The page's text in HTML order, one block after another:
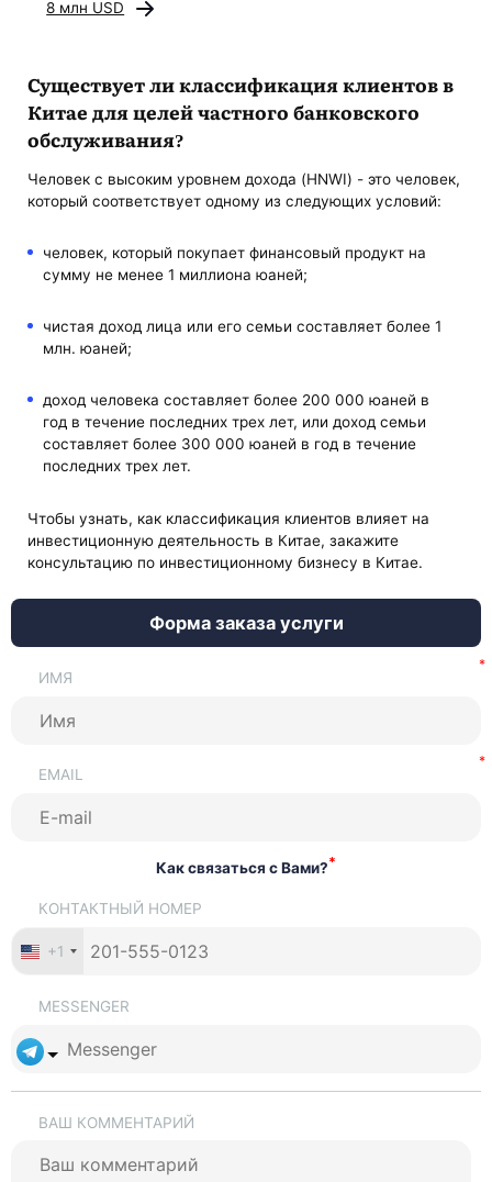
8 млн USD
Существует ли классификация клиентов в
Китае для целей частного банковского
обслуживания?
Человек с высоким уровнем дохода (HNWI) - это человек,
который соответствует одному из следующих условий:
человек, который покупает финансовый продукт на
сумму не менее 1 миллиона юаней;
чистая доход лица или его семьи составляет более 1
млн. юаней;
доход человека составляет более 200 000 юаней в
год в течение последних трех лет, или доход семьи
составляет более 300 000 юаней в год в течение
последних трех лет.
Чтобы узнать, как классификация клиентов влияет на
инвестиционную деятельность в Китае, закажите
консультацию по инвестиционному бизнесу в Китае.
Форма заказа услуги
ИМЯ
EMAIL
Как связаться с Вами?*
КОНТАКТНЫЙ НОМЕР
+1
MESSENGER
ВАШ КОММЕНТАРИЙ